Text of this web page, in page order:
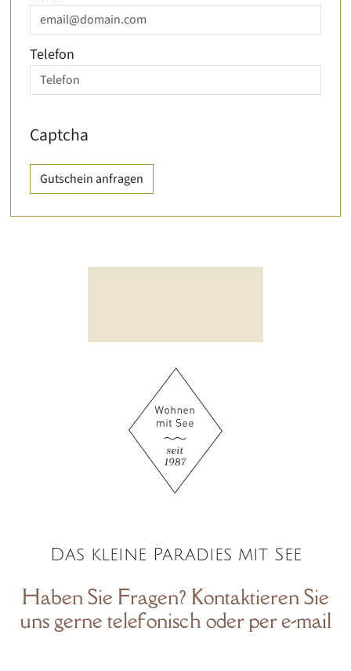
Telefon
Captcha
Gutschein anfragen
Das kleine Paradies mit See
Haben Sie Fragen? Kontaktieren Sie
uns gerne telefonisch oder per e-mail